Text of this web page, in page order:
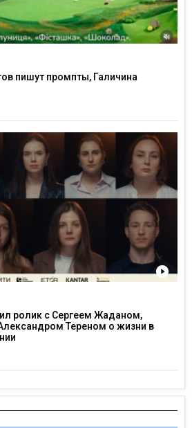
пишут промпты, Галичина
ролик с Сергеем Жаданом,
Тереном о жизни в